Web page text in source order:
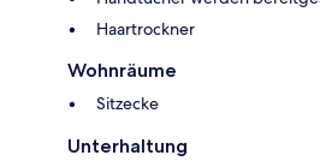
Haartrockner
Wohnräume
Sitzecke
Unterhaltung